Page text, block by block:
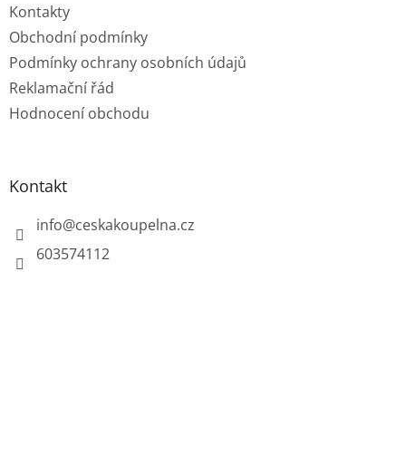
Kontakty
Obchodní podmínky
Podmínky ochrany osobních údajů
Reklamační řád
Hodnocení obchodu
Kontakt
info@ceskakoupelna.cz
603574112